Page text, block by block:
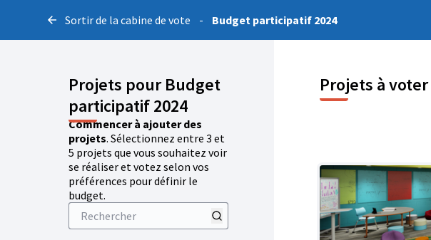
Sortir de la cabine de vote - Budget participatif 2024
Projets pour Budget
participatif 2024
Commencer à ajouter des
projets. Sélectionnez entre 3 et
5 projets que vous souhaitez voir
se réaliser et votez selon vos
préférences pour définir le
budget.
Projets à voter